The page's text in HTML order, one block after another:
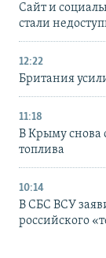
Сайт и
стали
12:22
Британия
11:18
В Крыму снова
топлива
10:14
В СБС ВСУ
российского